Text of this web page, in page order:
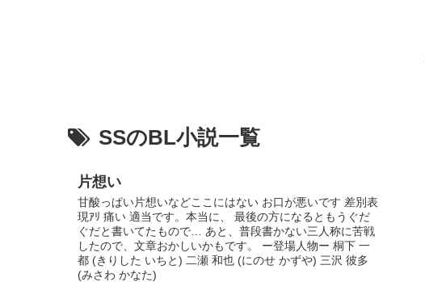
SSのBL小説一覧
片想い
甘酸っぱい片想いなどここにはない お口が悪いです 差別表
現ｱﾘ 痛い 適当です。本当に、 最後の方になるともうぐだ
ぐだと書いてたもので… あと、普段書かない三人称に苦戦
したので、文章おかしいかもです。 ー登場人物ー 桐下 一
都 (きりした いちと) 二瀬 和也 (にのせ かずや) 三沢 彼多
(みさわ かなた)